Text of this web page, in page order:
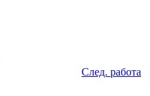
След. работа